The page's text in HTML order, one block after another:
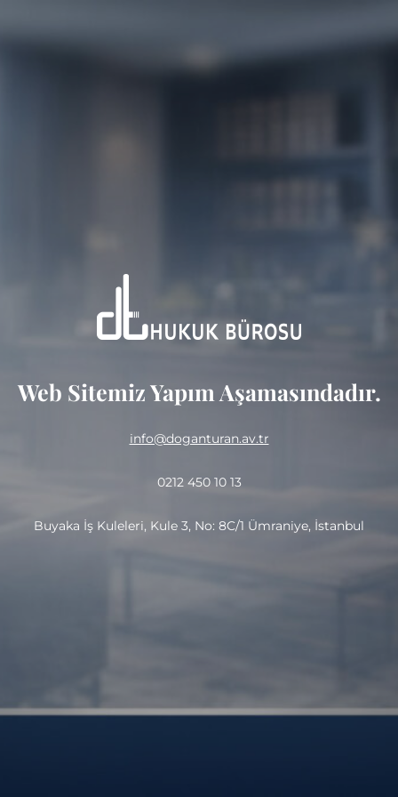
Web Sitemiz Yapım Aşamasındadır.
info@doganturan.av.tr
0212 450 10 13
Buyaka İş Kuleleri, Kule 3, No: 8C/1 Ümraniye, İstanbul